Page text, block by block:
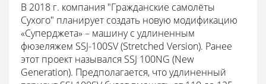
В 2018 г. компания "Гражданские самолёты
Сухого" планирует создать новую модификацию
«Суперджета» – машину с удлиненным
фюзеляжем SSJ-100SV (Stretched Version). Ранее
этот проект назывался SSJ 100NG (New
Generation). Предполагается, что удлиненный